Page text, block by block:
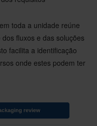
toda a unidade reúne
fluxos e das soluções
facilita a identificação
onde estes podem ter